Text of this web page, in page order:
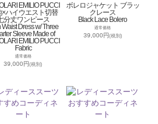
EMILIO PUCCI
×ハイウエスト切替
分丈ワンピース
Waist Dress w/ Three
Sleeve Made of
EMILIO PUCCI
Fabric
通常価格
39,000円(税別)
ボレロジャケット ブラッ
クレース
Black Lace Bolero
通常価格
39,000円(税別)